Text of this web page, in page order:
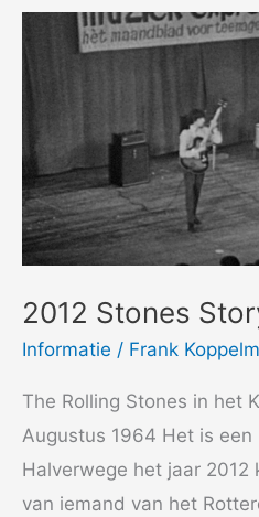
2012 Stones
Informatie / Frank
The Rolling Stones in het
Augustus 1964 Het is
Halverwege het jaar 2012
van iemand van het